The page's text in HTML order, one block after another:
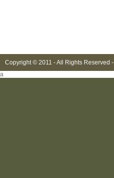
Copyright © 2011 - All Rights Reserved -
a